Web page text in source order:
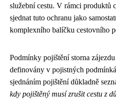
služební cestu. V rámci produktů
sjednat tuto ochranu jako
komplexního balíčku cestovního
Podmínky pojištění storna
definovány v pojistných
sjednáním pojištění důkladně
kdy pojištěný musí zrušit cestu z